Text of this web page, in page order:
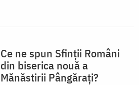
Ce ne spun Sfinții Români
din biserica nouă a
Mănăstirii Pângărați?